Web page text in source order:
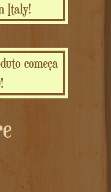
Italy!
começa